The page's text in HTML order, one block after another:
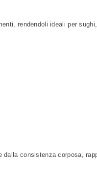
rendendoli ideali per
consistenza corposa,